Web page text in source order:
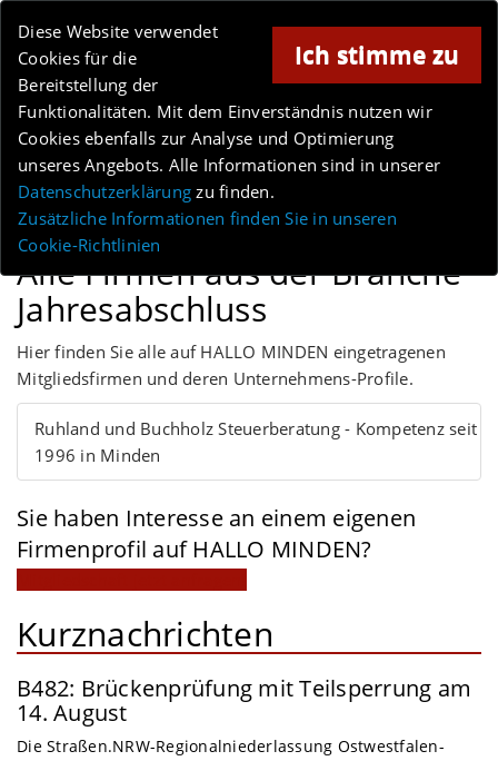
Online-Magazin für Minden und Umgebung
Ich stimme zu
Diese Website verwendet
Cookies für die
Bereitstellung der
Funktionalitäten. Mit dem Einverständnis nutzen wir
Cookies ebenfalls zur Analyse und Optimierung
unseres Angebots. Alle Informationen sind in unserer
Datenschutzerklärung zu finden.
Zusätzliche Informationen finden Sie in unseren
Cookie-Richtlinien
Anzeige
MENÜ
Alle Firmen aus der Branche
Jahresabschluss
Hier finden Sie alle auf HALLO MINDEN eingetragenen
Mitgliedsfirmen und deren Unternehmens-Profile.
Ruhland und Buchholz Steuerberatung - Kompetenz seit
1996 in Minden
Sie haben Interesse an einem eigenen
Firmenprofil auf HALLO MINDEN?
Kurznachrichten
B482: Brückenprüfung mit Teilsperrung am
14. August
Die Straßen.NRW-Regionalniederlassung Ostwestfalen-